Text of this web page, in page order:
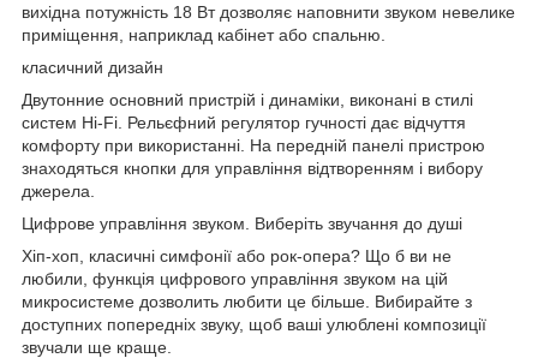
вихідна потужність 18 Вт дозволяє наповнити звуком невелике
приміщення, наприклад кабінет або спальню.
класичний дизайн
Двутонние основний пристрій і динаміки, виконані в стилі
систем Hi-Fi. Рельєфний регулятор гучності дає відчуття
комфорту при використанні. На передній панелі пристрою
знаходяться кнопки для управління відтворенням і вибору
джерела.
Цифрове управління звуком. Виберіть звучання до душі
Хіп-хоп, класичні симфонії або рок-опера? Що б ви не
любили, функція цифрового управління звуком на цій
микросистеме дозволить любити це більше. Вибирайте з
доступних попередніх звуку, щоб ваші улюблені композиції
звучали ще краще.